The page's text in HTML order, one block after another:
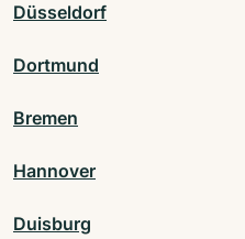
Düsseldorf
Dortmund
Bremen
Hannover
Duisburg